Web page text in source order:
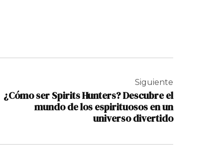
Siguiente
¿Cómo ser Spirits Hunters? Descubre el
mundo de los espirituosos en un
universo divertido